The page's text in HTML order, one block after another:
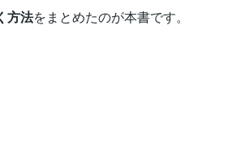
方法をまとめたのが本書です。